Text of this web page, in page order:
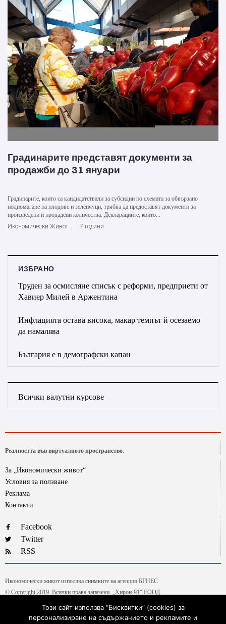
Градинарите представят документи за
продажби до 31 януари
Градинарите, които са кандидатствали за субсидии по схемата за обвързано
подпомагане на плодове и зеленчуци, трябва да предоставят документи за
произведени и продадени количества. Декларациите, които...
Икономически Живот
7 години
ИЗБРАНО
Труден за осмисляне списък с реформи, предприети от
Хавиер Милей в Аржентина
Инфлацията остава висока, макар темпът й осезаемо
да намалява
България е в демографски капан
Всички валутни курсове
Реалността във виртуалното пространство.
За „Икономически живот“
Условия за ползване
Реклама
Контакти
Facebook
Twitter
RSS
Икономически живот използва снимките на агенция БГНЕС
© Copyright 2019. Всички права запазени. „Хирон-91“ ЕООД
Този сайт използва “Бисквитки” (cookies) за
персонализиране на съдържанието и рекламите и